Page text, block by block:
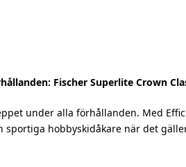
Fischer Superlite Crown
under alla förhållanden. Med
hobbyskidåkare när det